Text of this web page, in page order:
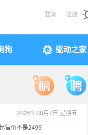
登录 注册
狗 驱动之家
2026年08月7日 星期五
售价不是2499